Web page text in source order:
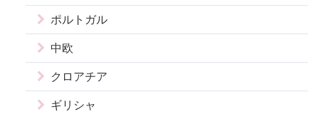
ポルトガル
中欧
クロアチア
ギリシャ